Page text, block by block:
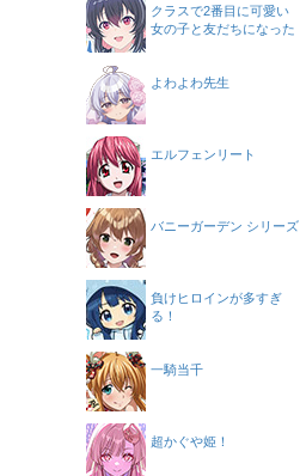
クラスで2番目に可愛い
女の子と友だちになった
よわよわ先生
エルフェンリート
バニーガーデン シリーズ
負けヒロインが多すぎ
る！
一騎当千
超かぐや姫！